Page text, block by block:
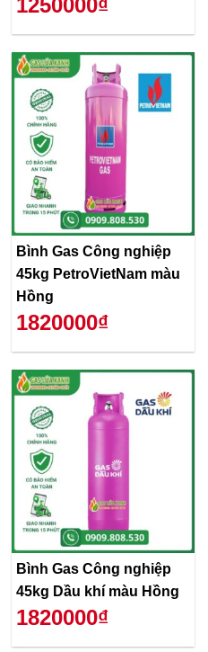
1250000₫
Bình Gas Công nghiệp
45kg PetroVietNam màu
Hồng
1820000₫
Bình Gas Công nghiệp
45kg Dầu khí màu Hồng
1820000₫